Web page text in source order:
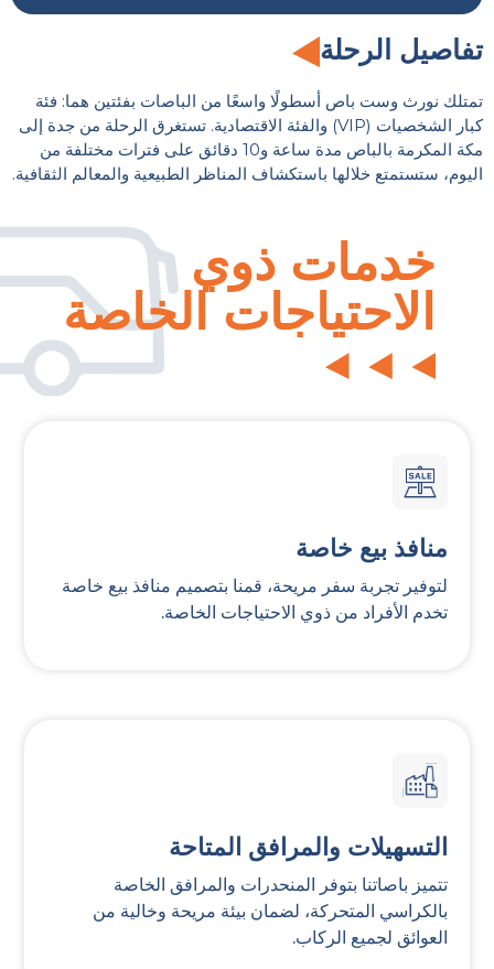
تفاصيل الرحلة
تمتلك نورث وست باص أسطولًا واسعًا من الباصات بفئتين هما: فئة
كبار الشخصيات (VIP) والفئة الاقتصادية. تستغرق الرحلة من جدة إلى
مكة المكرمة بالباص مدة ساعة و10 دقائق على فترات مختلفة من
اليوم، ستستمتع خلالها باستكشاف المناظر الطبيعية والمعالم الثقافية.
خدمات ذوي
الاحتياجات الخاصة
منافذ بيع خاصة
لتوفير تجربة سفر مريحة، قمنا بتصميم منافذ بيع خاصة
تخدم الأفراد من ذوي الاحتياجات الخاصة.
التسهيلات والمرافق المتاحة
تتميز باصاتنا بتوفر المنحدرات والمرافق الخاصة
بالكراسي المتحركة، لضمان بيئة مريحة وخالية من
العوائق لجميع الركاب.